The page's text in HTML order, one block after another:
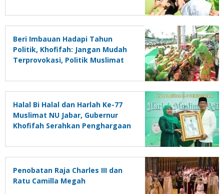
Beri Imbauan Hadapi Tahun
Politik, Khofifah: Jangan Mudah
Terprovokasi, Politik Muslimat
Halal Bi Halal dan Harlah Ke-77
Muslimat NU Jabar, Gubernur
Khofifah Serahkan Penghargaan
Penobatan Raja Charles III dan
Ratu Camilla Megah